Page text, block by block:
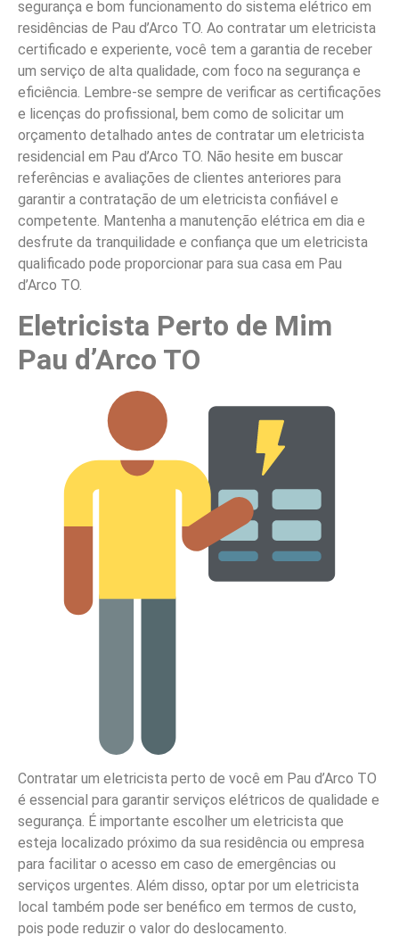
segurança e bom funcionamento do sistema elétrico em
residências de Pau d’Arco TO. Ao contratar um eletricista
certificado e experiente, você tem a garantia de receber
um serviço de alta qualidade, com foco na segurança e
eficiência. Lembre-se sempre de verificar as certificações
e licenças do profissional, bem como de solicitar um
orçamento detalhado antes de contratar um eletricista
residencial em Pau d’Arco TO. Não hesite em buscar
referências e avaliações de clientes anteriores para
garantir a contratação de um eletricista confiável e
competente. Mantenha a manutenção elétrica em dia e
desfrute da tranquilidade e confiança que um eletricista
qualificado pode proporcionar para sua casa em Pau
d’Arco TO.
Eletricista Perto de Mim
Pau d’Arco TO
Contratar um eletricista perto de você em Pau d’Arco TO
é essencial para garantir serviços elétricos de qualidade e
segurança. É importante escolher um eletricista que
esteja localizado próximo da sua residência ou empresa
para facilitar o acesso em caso de emergências ou
serviços urgentes. Além disso, optar por um eletricista
local também pode ser benéfico em termos de custo,
pois pode reduzir o valor do deslocamento.